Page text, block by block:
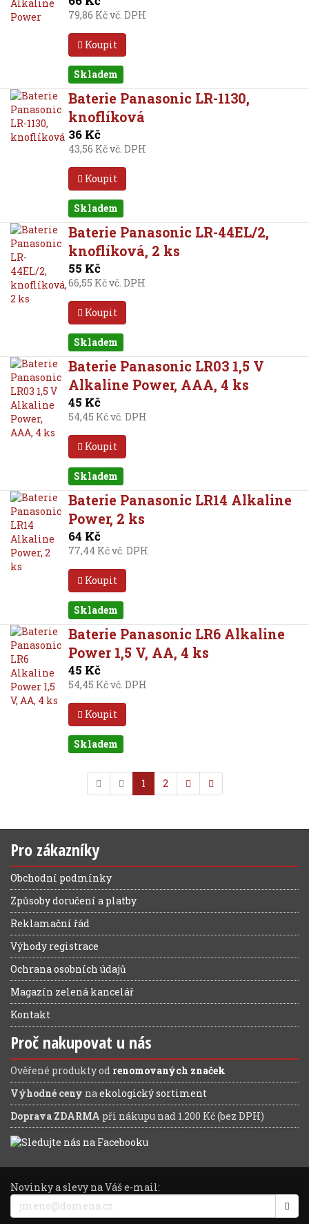
79,86 Kč vč. DPH
Koupit
Skladem
Baterie Panasonic LR-1130,
knoflíková
36 Kč
43,56 Kč vč. DPH
Koupit
Skladem
Baterie Panasonic LR-44EL/2,
knoflíková, 2 ks
55 Kč
66,55 Kč vč. DPH
Koupit
Skladem
Baterie Panasonic LR03 1,5 V
Alkaline Power, AAA, 4 ks
45 Kč
54,45 Kč vč. DPH
Koupit
Skladem
Baterie Panasonic LR14 Alkaline
Power, 2 ks
64 Kč
77,44 Kč vč. DPH
Koupit
Skladem
Baterie Panasonic LR6 Alkaline
Power 1,5 V, AA, 4 ks
45 Kč
54,45 Kč vč. DPH
Koupit
Skladem
1 2
Pro zákazníky
Obchodní podmínky
Způsoby doručení a platby
Reklamační řád
Výhody registrace
Ochrana osobních údajů
Magazín zelená kancelář
Kontakt
Proč nakupovat u nás
Ověřené produkty od renomovaných značek
Výhodné ceny naekologický sortiment
Doprava ZDARMA při nákupu nad 1.200 Kč (bez DPH)
Novinky a slevy na Váš e-mail: